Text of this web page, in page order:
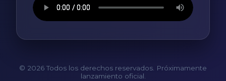
© 2026 Todos los derechos reservados. Próximamente
lanzamiento oficial.